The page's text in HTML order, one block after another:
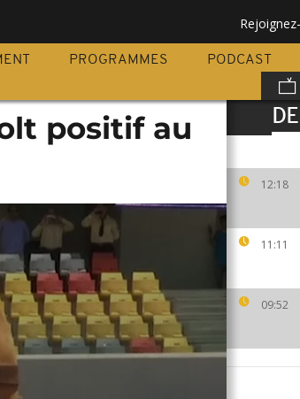
PROGRAMMES
PODCAST
12:18
11:11
09:52
positif au